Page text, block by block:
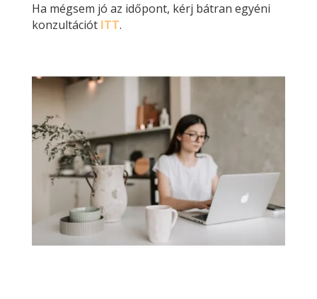
Ha mégsem jó az időpont, kérj bátran egyéni
konzultációt ITT.